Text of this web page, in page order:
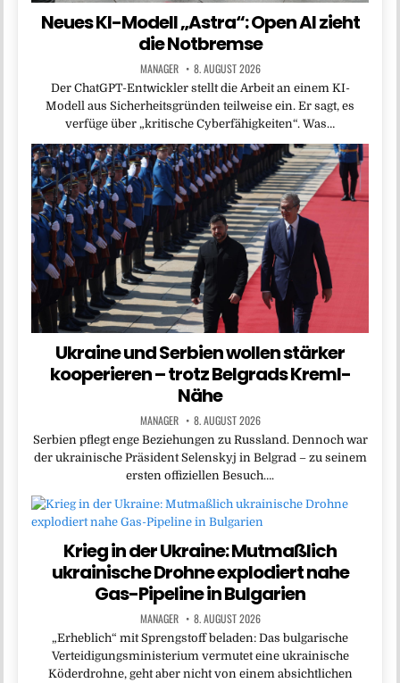
Neues KI-Modell „Astra“: Open AI zieht
die Notbremse
MANAGER 8. AUGUST 2026
Der ChatGPT-Entwickler stellt die Arbeit an einem KI-
Modell aus Sicherheitsgründen teilweise ein. Er sagt, es
verfüge über „kritische Cyberfähigkeiten“. Was…
Ukraine und Serbien wollen stärker
kooperieren – trotz Belgrads Kreml-
Nähe
MANAGER 8. AUGUST 2026
Serbien pflegt enge Beziehungen zu Russland. Dennoch war
der ukrainische Präsident Selenskyj in Belgrad – zu seinem
ersten offiziellen Besuch….
Krieg in der Ukraine: Mutmaßlich
ukrainische Drohne explodiert nahe
Gas-Pipeline in Bulgarien
MANAGER 8. AUGUST 2026
„Erheblich“ mit Sprengstoff beladen: Das bulgarische
Verteidigungsministerium vermutet eine ukrainische
Köderdrohne, geht aber nicht von einem absichtlichen